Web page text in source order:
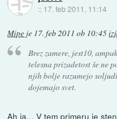
:: 17. feb 2011, 11:14
Mipe je 17. feb 2011 ob 10:45
Brez zamere, jest10,
telesna prizadetost še ne
njih bolje razumejo
dojemajo svet.
Ah ja... V tem primeru je